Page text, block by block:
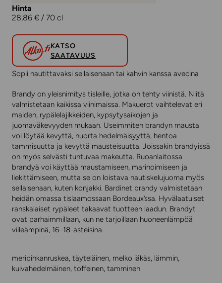
Hinta
28,86 € / 70 cl
KATSO
SAATAVUUS
Sopii nautittavaksi sellaisenaan tai kahvin kanssa avecina
Brandy on yleisnimitys tisleille, jotka on tehty viinistä. Niitä
valmistetaan kaikissa viinimaissa. Makuerot vaihtelevat eri
maiden, rypälelajikkeiden, kypsytysaikojen ja
juomaväkevyyden mukaan. Useimmiten brandyn mausta
voi löytää kevyttä, nuorta hedelmäisyyttä, hentoa
tammisuutta ja kevyttä mausteisuutta. Joissakin brandyissä
on myös selvästi tuntuvaa makeutta. Ruoanlaitossa
brandyä voi käyttää maustamiseen, marinoimiseen ja
liekittämiseen, mutta se on loistava nautiskelujuoma myös
sellaisenaan, kuten konjakki. Bardinet brandy valmistetaan
heidän omassa tislaamossaan Bordeaux’ssa. Hyvälaatuiset
ranskalaiset rypäleet takaavat tuotteen laadun. Brandyt
ovat parhaimmillaan, kun ne tarjoillaan huoneenlämpöä
viileämpinä, 16–18-asteisina.
meripihkanruskea, täyteläinen, melko iäkäs, lämmin,
kuivahedelmäinen, toffeinen, tamminen